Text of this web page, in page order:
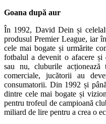
Goana după aur
În 1992, David Dein și
produsul Premier League, iar
cele mai bogate și urmărite
fotbalul a devenit o afacere și
sau nu, cluburile acționează
comerciale, jucătorii au
consumatorii. Din 1992 și
dintre cele mai bogate și
pentru trofeul de campioană
miliard de lire pentru a crea o